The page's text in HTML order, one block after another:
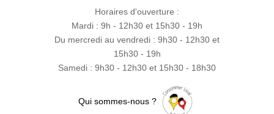
Horaires d'ouverture :
Mardi : 9h - 12h30 et 15h30 - 19h
Du mercredi au vendredi : 9h30 - 12h30 et
15h30 - 19h
Samedi : 9h30 - 12h30 et 15h30 - 18h30
Qui sommes-nous ?